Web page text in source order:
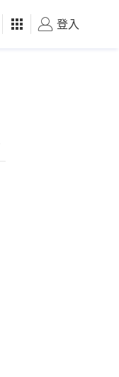
好食玩飛
登入